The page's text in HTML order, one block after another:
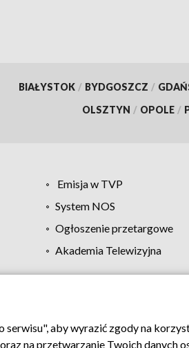
BIAŁYSTOK / BYDGOSZCZ /
OLSZTYN / OPOLE /
Emisja w TVP
System NOS
Ogłoszenie przetargowe
Akademia Telewizyjna
Regulamin TVP Polityka
aby wyrazić zgody na
na przetwarzanie Twoich danych